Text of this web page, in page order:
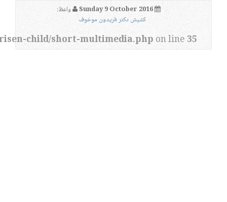
Sunday 9 October 2016
واعظ:
کشیش دکتر فریدون موخوف
child/short-multimedia.php on line 35